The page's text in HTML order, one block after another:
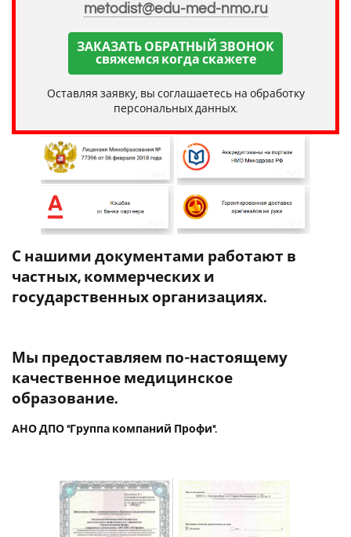
metodist@edu-med-nmo.ru
ЗАКАЗАТЬ ОБРАТНЫЙ ЗВОНОК
свяжемся когда скажете
Оставляя заявку, вы соглашаетесь на обработку
персональных данных.
С нашими документами работают в
частных, коммерческих и
государственных организациях.
Мы предоставляем по-настоящему
качественное медицинское
образование.
АНО ДПО "Группа компаний Профи".